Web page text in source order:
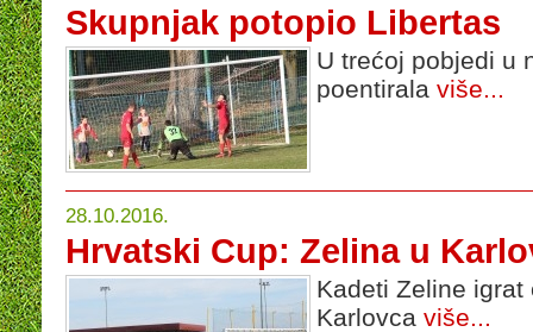
Skupnjak potopio Libertas
U trećoj pobjedi u
poentirala više...
28.10.2016.
Hrvatski Cup: Zelina u
Kadeti Zeline
Karlovca više...